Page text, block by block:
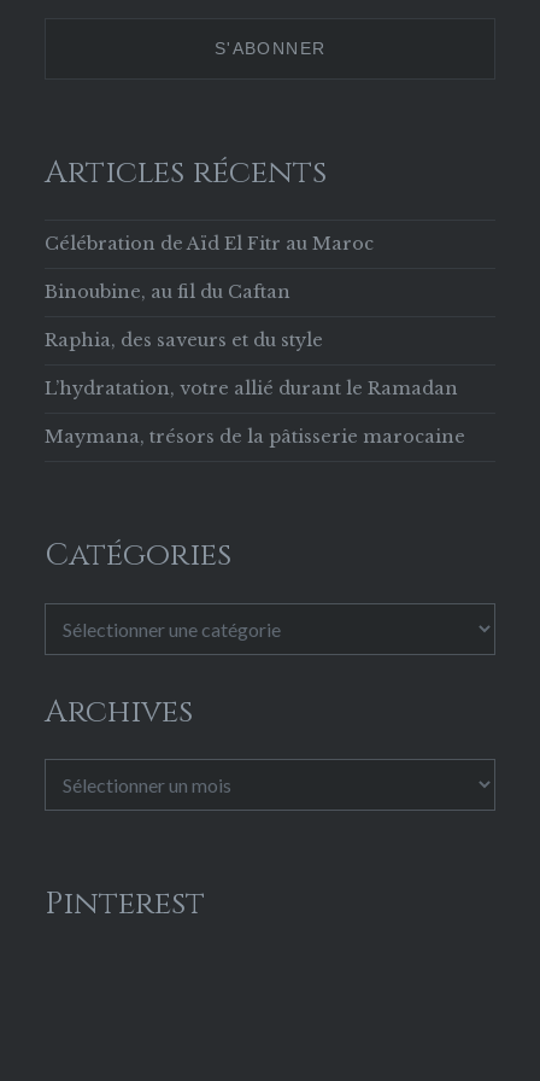
Articles récents
Célébration de Aïd El Fitr au Maroc
Binoubine, au fil du Caftan
Raphia, des saveurs et du style
L’hydratation, votre allié durant le Ramadan
Maymana, trésors de la pâtisserie marocaine
Catégories
Archives
Pinterest